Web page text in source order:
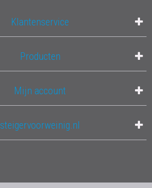
Klantenservice
Producten
Mijn account
steigervoorweinig.nl